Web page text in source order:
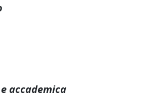
accademica